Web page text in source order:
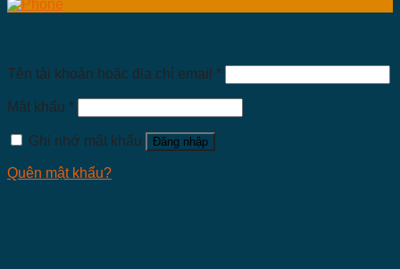
Tên tài khoản hoặc địa chỉ email *
Mật khẩu *
Ghi nhớ mật khẩu Đăng nhập
Quên mật khẩu?